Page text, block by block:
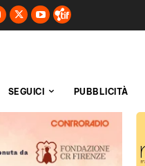
SEGUICI PUBBLICITÀ